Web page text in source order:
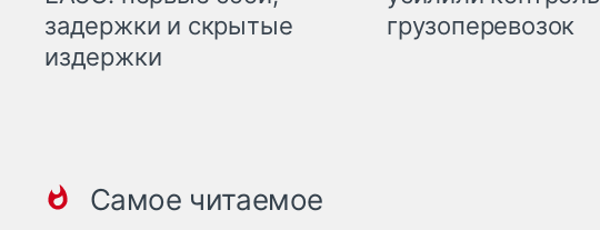
задержки и скрытые
издержки
грузоперевозок
Самое читаемое